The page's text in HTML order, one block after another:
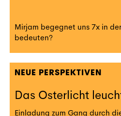
Mirjam begegnet uns 7x in
bedeuten?
NEUE PERSPEKTIVEN
Das Osterlicht
Einladung zum Gang durch